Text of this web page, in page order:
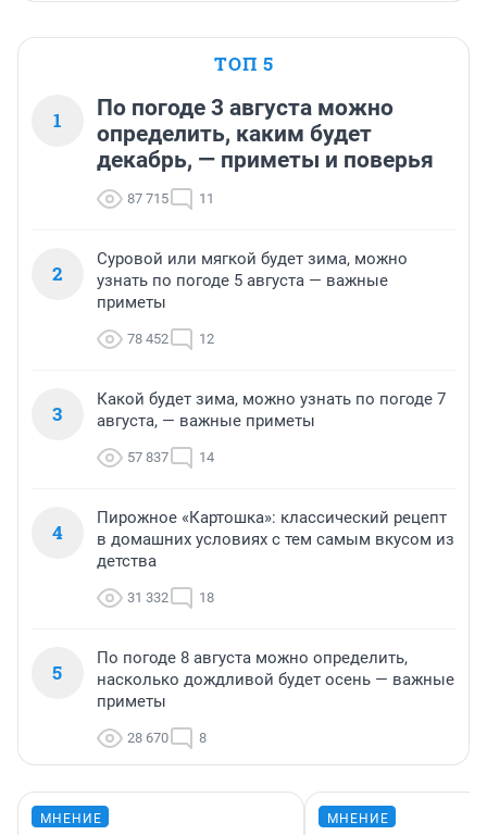
ТОП 5
1
По погоде 3 августа можно
определить, каким будет
декабрь, — приметы и поверья
87 715 11
2
Суровой или мягкой будет зима, можно
узнать по погоде 5 августа — важные
приметы
78 452 12
3
Какой будет зима, можно узнать по погоде 7
августа, — важные приметы
57 837 14
4
Пирожное «Картошка»: классический рецепт
в домашних условиях с тем самым вкусом из
детства
31 332 18
5
По погоде 8 августа можно определить,
насколько дождливой будет осень — важные
приметы
28 670 8
МНЕНИЕ МНЕНИЕ